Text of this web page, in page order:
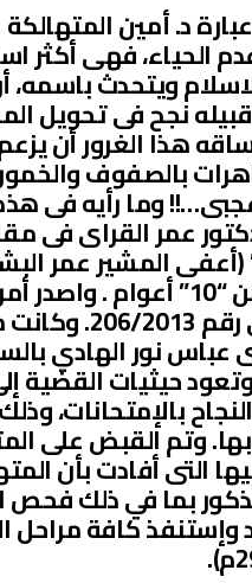
د. أمين
الحياء، فهى أكثر
ويتحدث باسمه،
نجح فى تحويل
هذا الغرور أن
بالصفوف
وما رأيه فى
عمر القراى فى
المشير عمر
طالبة وحكم عليه بالسجن
بموجب القرار
وتعود حيثيات القضية
بالإمتحانات،
وتم القبض على
التى أفادت بأن
كافة مراحل